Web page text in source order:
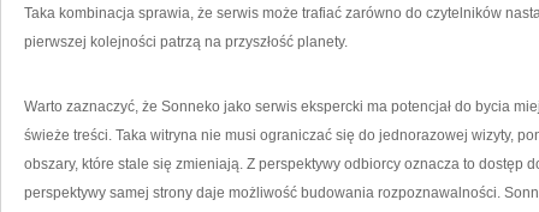
Taka kombinacja sprawia, że serwis może trafiać zarówno do czytelników
pierwszej kolejności patrzą na przyszłość planety.
Warto zaznaczyć, że Sonneko jako serwis ekspercki ma potencjał do bycia
świeże treści. Taka witryna nie musi ograniczać się do jednorazowej wizyty,
obszary, które stale się zmieniają. Z perspektywy odbiorcy oznacza to dostęp
perspektywy samej strony daje możliwość budowania rozpoznawalności.